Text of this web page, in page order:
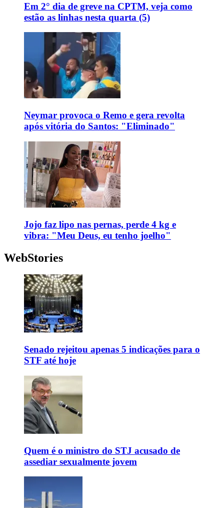
Em 2° dia de greve na CPTM, veja como
estão as linhas nesta quarta (5)
Neymar provoca o Remo e gera revolta
após vitória do Santos: "Eliminado"
Jojo faz lipo nas pernas, perde 4 kg e
vibra: "Meu Deus, eu tenho joelho"
WebStories
Senado rejeitou apenas 5 indicações para o
STF até hoje
Quem é o ministro do STJ acusado de
assediar sexualmente jovem